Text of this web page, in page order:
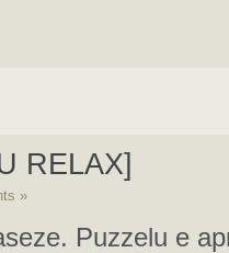
RELAX]
»
Puzzelu e